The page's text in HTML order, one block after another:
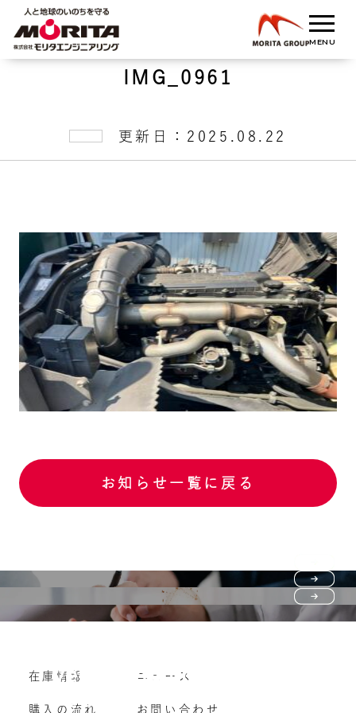
IMG_0961
更新日：2025.08.22
お知らせ一覧に戻る
購入の流れ
よくいただくご質問
Vehicle purchase
車両買い取り
在庫情報
購入の流れ
ニュース
お問い合わせ